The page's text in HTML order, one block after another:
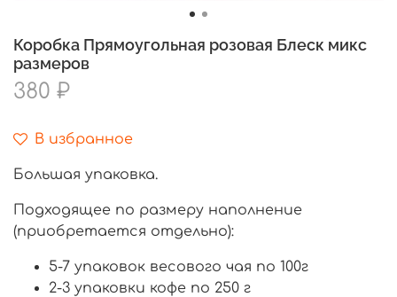
Коробка Прямоугольная розовая Блеск микс
размеров
380 ₽
В избранное
Большая упаковка.
Подходящее по размеру наполнение
(приобретается отдельно):
5-7 упаковок весового чая по 100г
2-3 упаковки кофе по 250 г